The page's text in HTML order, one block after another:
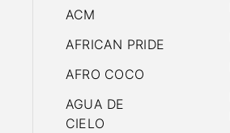
ACM
AFRICAN PRIDE
AFRO COCO
AGUA DE
CIELO